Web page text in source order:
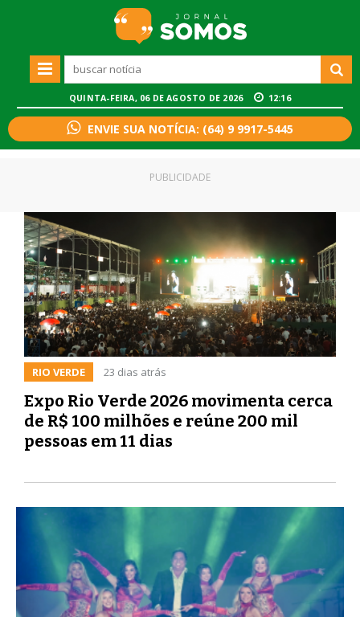
QUINTA-FEIRA, 06 DE AGOSTO DE 2026 12:16
ENVIE SUA NOTÍCIA: (64) 9 9917-5445
RIO VERDE 23 dias atrás
Expo Rio Verde 2026 movimenta cerca
de R$ 100 milhões e reúne 200 mil
pessoas em 11 dias
PUBLICIDADE